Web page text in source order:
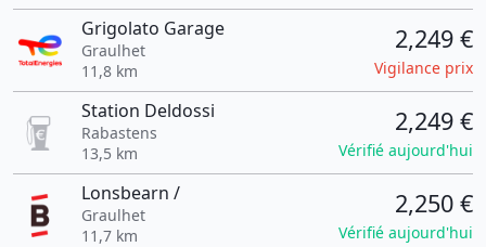
Grigolato Garage
Graulhet
11,8 km
2,249 €
Vigilance prix
Station Deldossi
Rabastens
13,5 km
2,249 €
Vérifié aujourd'hui
Lonsbearn /
Graulhet
11,7 km
2,250 €
Vérifié aujourd'hui